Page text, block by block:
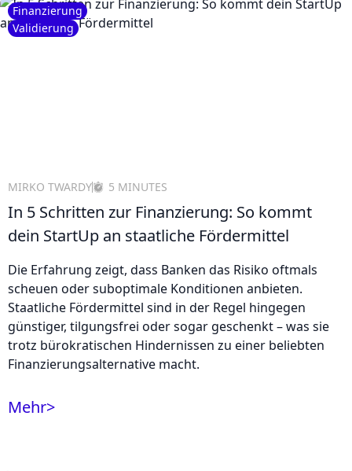
Finanzierung
Validierung
MIRKO TWARDY 5 MINUTES
In 5 Schritten zur Finanzierung: So kommt
dein StartUp an staatliche Fördermittel
Die Erfahrung zeigt, dass Banken das Risiko oftmals
scheuen oder suboptimale Konditionen anbieten.
Staatliche Fördermittel sind in der Regel hingegen
günstiger, tilgungsfrei oder sogar geschenkt – was sie
trotz bürokratischen Hindernissen zu einer beliebten
Finanzierungsalternative macht.
Mehr>